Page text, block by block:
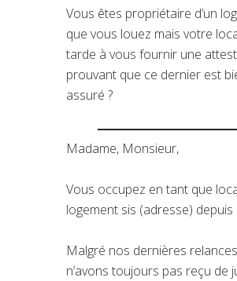
Vous êtes propriétaire d’un
que vous louez mais votre
tarde à vous fournir une
prouvant que ce dernier est
assuré ?
Madame, Monsieur,
Vous occupez en tant que
logement sis (adresse) depuis
Malgré nos dernières
n’avons toujours pas reçu de